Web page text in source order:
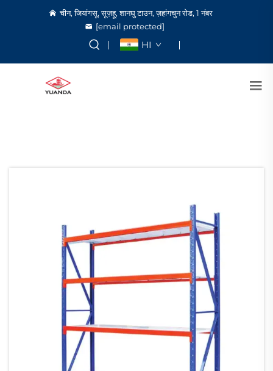
चीन, जियांगसू, सूज़हू, शानघु टाउन, ज़हांगचुन रोड, 1 नंबर
[email protected]
HI